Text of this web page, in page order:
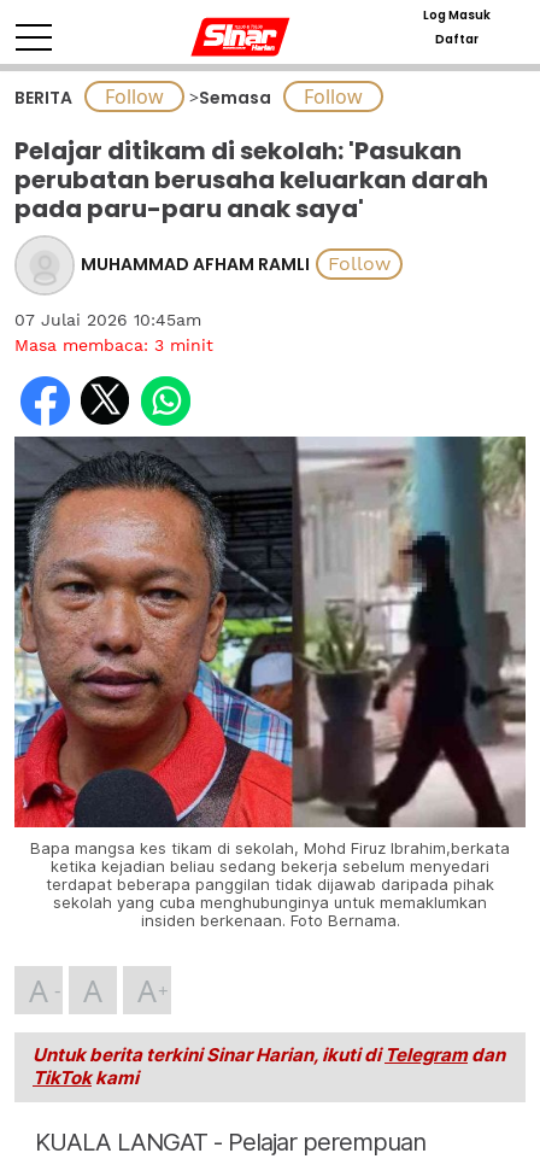
Log Masuk
Daftar
BERITA >Semasa
Pelajar ditikam di sekolah: 'Pasukan
perubatan berusaha keluarkan darah
pada paru-paru anak saya'
MUHAMMAD AFHAM RAMLI
07 Julai 2026 10:45am
Masa membaca: 3 minit
Bapa mangsa kes tikam di sekolah, Mohd Firuz Ibrahim,berkata
ketika kejadian beliau sedang bekerja sebelum menyedari
terdapat beberapa panggilan tidak dijawab daripada pihak
sekolah yang cuba menghubunginya untuk memaklumkan
insiden berkenaan. Foto Bernama.
A A A
Untuk berita terkini Sinar Harian, ikuti di Telegramdan
TikTokkami
KUALA LANGAT - Pelajar perempuan